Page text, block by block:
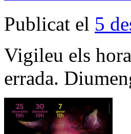
Publicat el 5
Vigileu els
errada.